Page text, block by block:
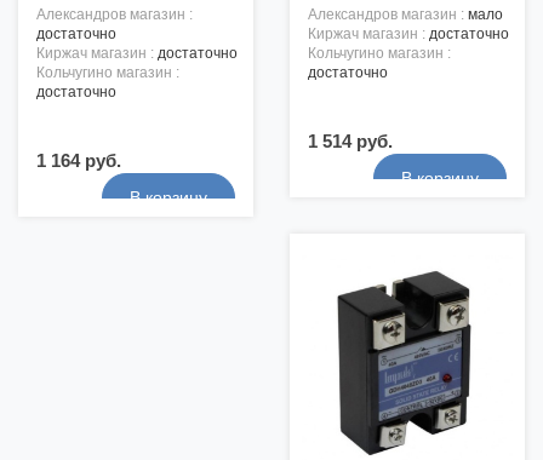
александров магазин :
достаточно
киржач магазин : достаточно
кольчугино магазин :
достаточно
1 164 руб.
александров магазин : мало
киржач магазин : достаточно
кольчугино магазин :
достаточно
1 514 руб.